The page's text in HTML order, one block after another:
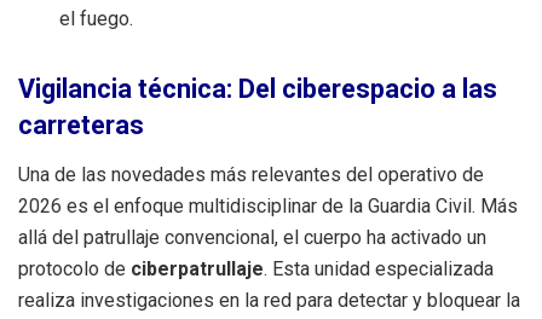
el fuego.
Vigilancia técnica: Del ciberespacio a las
carreteras
Una de las novedades más relevantes del operativo de
2026 es el enfoque multidisciplinar de la Guardia Civil. Más
allá del patrullaje convencional, el cuerpo ha activado un
protocolo de ciberpatrullaje. Esta unidad especializada
realiza investigaciones en la red para detectar y bloquear la